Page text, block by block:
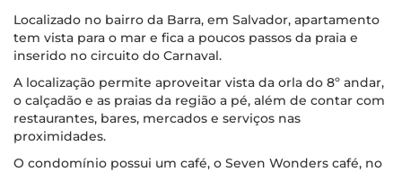
Localizado no bairro da Barra, em Salvador, apartamento
tem vista para o mar e fica a poucos passos da praia e
inserido no circuito do Carnaval.
A localização permite aproveitar vista da orla do 8º andar,
o calçadão e as praias da região a pé, além de contar com
restaurantes, bares, mercados e serviços nas
proximidades.
O condomínio possui um café, o Seven Wonders café, no